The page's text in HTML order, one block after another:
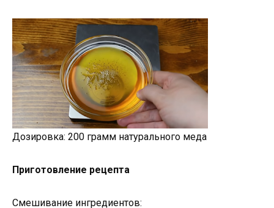
Дозировка: 200 грамм натурального меда
Приготовление рецепта
Смешивание ингредиентов: